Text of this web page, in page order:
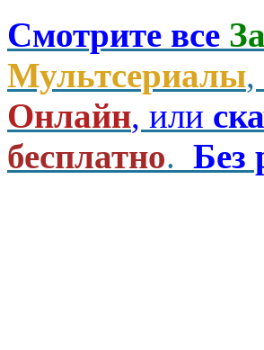
Смотрите все
Мультсериалы,
Онлайн, или
бесплатно. Без